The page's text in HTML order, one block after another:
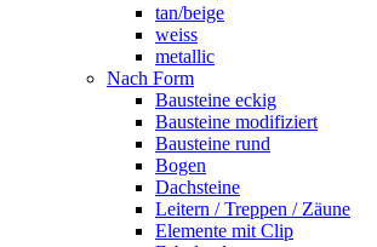
tan/beige
weiss
metallic
Nach Form
Bausteine eckig
Bausteine modifiziert
Bausteine rund
Bogen
Dachsteine
Leitern / Treppen / Zäune
Elemente mit Clip